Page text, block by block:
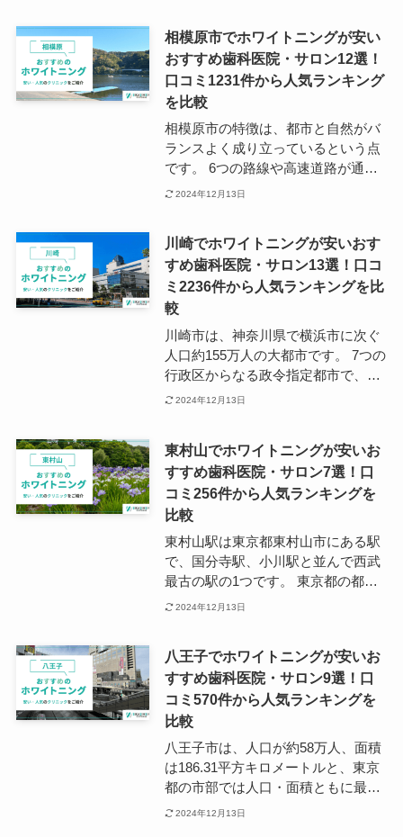
型スーパーマーケットや飲食店が多
く立ち並んでいます。 太田川駅の近
くには、ホワイトニングに対応する
歯科医院が複数あり、電車を利用し
て通院したい方には便利な立地とな
っています。 一方で、駅から離れた
住宅地の中にも多数の歯科医院があ
るため、地域の方にとっても通いや
すい環境です。
相模原市でホワイトニングが安い
おすすめ歯科医院・サロン12選！
口コミ1231件から人気ランキング
を比較
相模原市の特徴は、都市と自然がバ
ランスよく成り立っているという点
です。 6つの路線や高速道路が通り
利便性が高い一方で、相模川や湖な
は、小田急相模原駅・相模大野駅・
相模原駅・橋本駅などがあります。
相模原市は沿線付近に多くの歯科医
院があり、ホワイトニングに特化し
たクリニックも多数点在していま
す。 地域の方はもちろん遠方から電
車で通える歯科医院をお探しの方に
もおすすめです。
2024年12月13日
川崎でホワイトニングが安いおす
すめ歯科医院・サロン13選！口コ
ミ2236件から人気ランキングを比
較
川崎市は、神奈川県で横浜市に次ぐ
人口約155万人の大都市です。 7つの
行政区からなる政令指定都市で、主
要駅は川崎区にある川崎駅となって
急電鉄、京王電鉄などが走ってお
り、東京までのアクセスもしやすい
ことから若い世代のベッドタウンと
しても人気を集めています。 都会的
で洗練された雰囲気が特徴の川崎周
辺は比較的新しい歯科医院も多い地
域で、最先端のホワイトニングが受
けたいという方にとっても魅力的な
地域と言えるでしょう。
2024年12月13日
東村山でホワイトニングが安いお
すすめ歯科医院・サロン7選！口
コミ256件から人気ランキングを
比較
東村山駅は東京都東村山市にある駅
で、国分寺駅、小川駅と並んで西武
最古の駅の1つです。 東京都の都心
部近郊ですが緑に囲まれた土地で、
街となっています。 東村山市の歯科
医院は東村山駅や線路沿いに多く点
在しており、駅からのアクセスがし
やすくなっています。
2024年12月13日
八王子でホワイトニングが安いお
すすめ歯科医院・サロン9選！口
コミ570件から人気ランキングを
比較
八王子市は、人口が約58万人、面積
は186.31平方キロメートルと、東京
都の市部では人口・面積ともに最大
のベッドタウンです。 中心となる八
2024年12月13日